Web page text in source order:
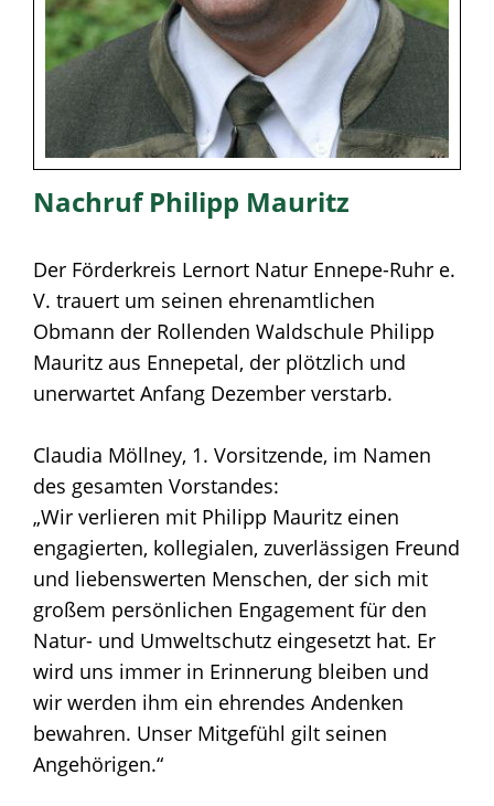
Nachruf Philipp Mauritz
Der Förderkreis Lernort Natur Ennepe-Ruhr e.
V. trauert um seinen ehrenamtlichen
Obmann der Rollenden Waldschule Philipp
Mauritz aus Ennepetal, der plötzlich und
unerwartet Anfang Dezember verstarb.
Claudia Möllney, 1. Vorsitzende, im Namen
des gesamten Vorstandes:
„Wir verlieren mit Philipp Mauritz einen
engagierten, kollegialen, zuverlässigen Freund
und liebenswerten Menschen, der sich mit
großem persönlichen Engagement für den
Natur- und Umweltschutz eingesetzt hat. Er
wird uns immer in Erinnerung bleiben und
wir werden ihm ein ehrendes Andenken
bewahren. Unser Mitgefühl gilt seinen
Angehörigen.“